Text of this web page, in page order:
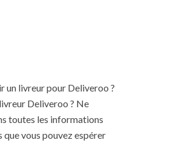
un livreur pour Deliveroo ?
Deliveroo ? Ne
toutes les informations
vous pouvez espérer